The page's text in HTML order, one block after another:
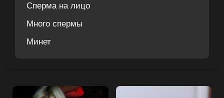
Сперма на лицо
Много спермы
Минет